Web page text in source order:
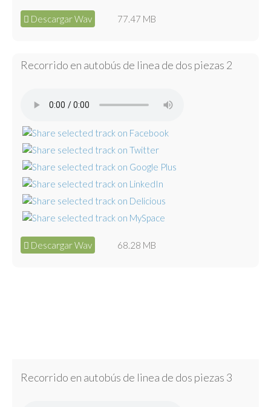
Descargar Wav 77.47 MB
Recorrido en autobús de linea de dos piezas 2
Descargar Wav 68.28 MB
Recorrido en autobús de linea de dos piezas 3